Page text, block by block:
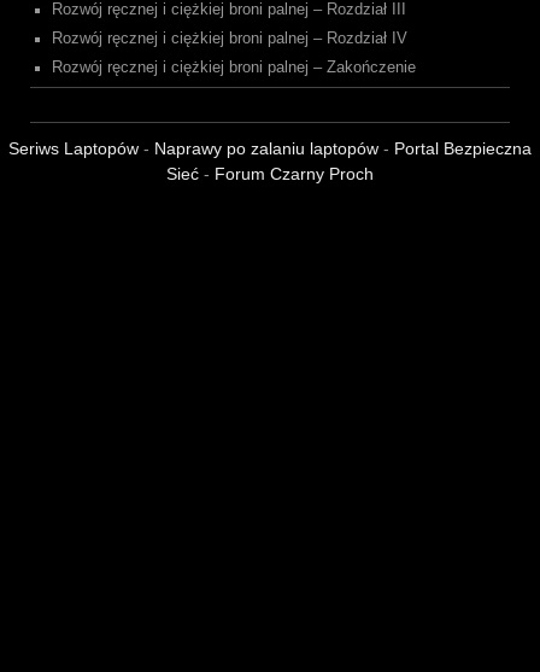
Rozwój ręcznej i ciężkiej broni palnej – Rozdział III
Rozwój ręcznej i ciężkiej broni palnej – Rozdział IV
Rozwój ręcznej i ciężkiej broni palnej – Zakończenie
Seriws Laptopów - Naprawy po zalaniu laptopów - Portal Bezpieczna
Sieć - Forum Czarny Proch